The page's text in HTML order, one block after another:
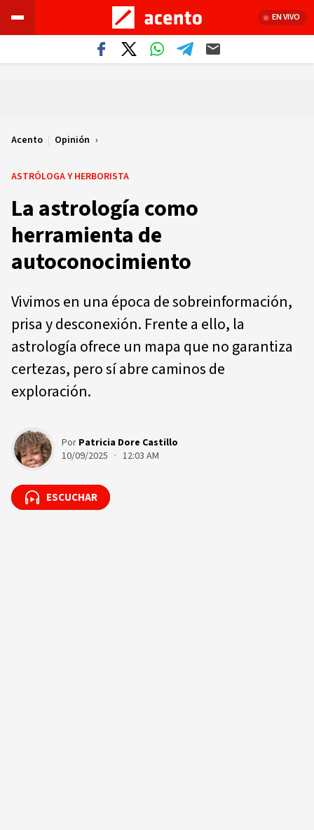
EN VIVO
Acento | Opinión
ASTRÓLOGA Y HERBORISTA
La astrología como
herramienta de
autoconocimiento
Vivimos en una época de sobreinformación,
prisa y desconexión. Frente a ello, la
astrología ofrece un mapa que no garantiza
certezas, pero sí abre caminos de
exploración.
Por Patricia Dore Castillo
10/09/2025 · 12:03 AM
ESCUCHAR
ESCUCHAR